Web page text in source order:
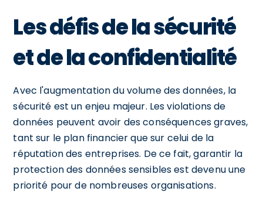
Les défis de la sécurité
et de la confidentialité
Avec l'augmentation du volume des données, la
sécurité est un enjeu majeur. Les violations de
données peuvent avoir des conséquences graves,
tant sur le plan financier que sur celui de la
réputation des entreprises. De ce fait, garantir la
protection des données sensibles est devenu une
priorité pour de nombreuses organisations.